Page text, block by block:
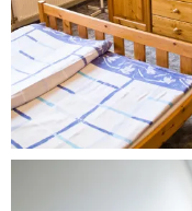
Our